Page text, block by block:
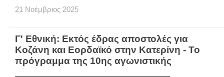
21 Νοέμβριος 2025
Γ' Εθνική: Εκτός έδρας αποστολές για
Κοζάνη και Εορδαϊκό στην Κατερίνη - Το
πρόγραμμα της 10ης αγωνιστικής